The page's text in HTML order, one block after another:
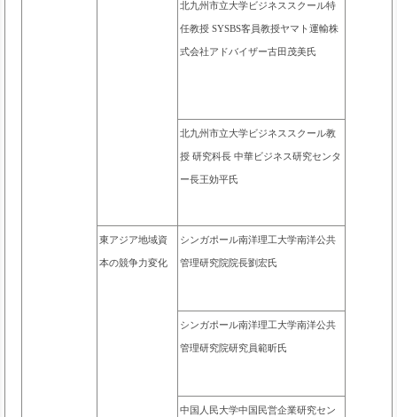
北九州市立大学ビジネススクール特
任教授 SYSBS客員教授ヤマト運輸株
式会社アドバイザー古田茂美氏
北九州市立大学ビジネススクール教
授 研究科長 中華ビジネス研究センタ
ー長王効平氏
東アジア地域資
本の競争力変化
シンガポール南洋理工大学南洋公共
管理研究院院長劉宏氏
シンガポール南洋理工大学南洋公共
管理研究院研究員範昕氏
中国人民大学中国民営企業研究セン